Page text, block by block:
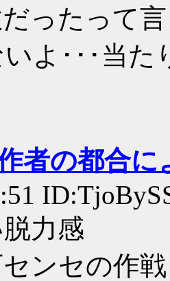
ったって
よ･･･当た
者の都合に
力感
ンセの作